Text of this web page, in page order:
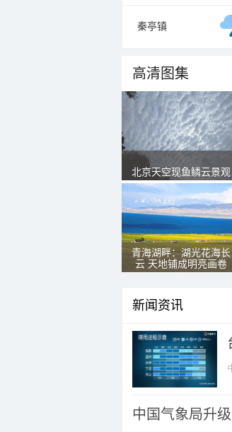
秦亭镇
高清图集
北京天空现鱼鳞云景观
青海湖畔：湖光花海长
云 天地铺成明亮画卷
新闻资讯
中国气象局升